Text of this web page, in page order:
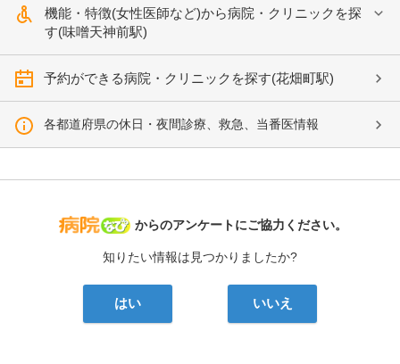
機能・特徴(女性医師など)から病院・クリニックを探
す(味噌天神前駅)
予約ができる病院・クリニックを探す(花畑町駅)
各都道府県の休日・夜間診療、救急、当番医情報
病院なび
からのアンケートにご協力ください。
知りたい情報は見つかりましたか?
はい いいえ